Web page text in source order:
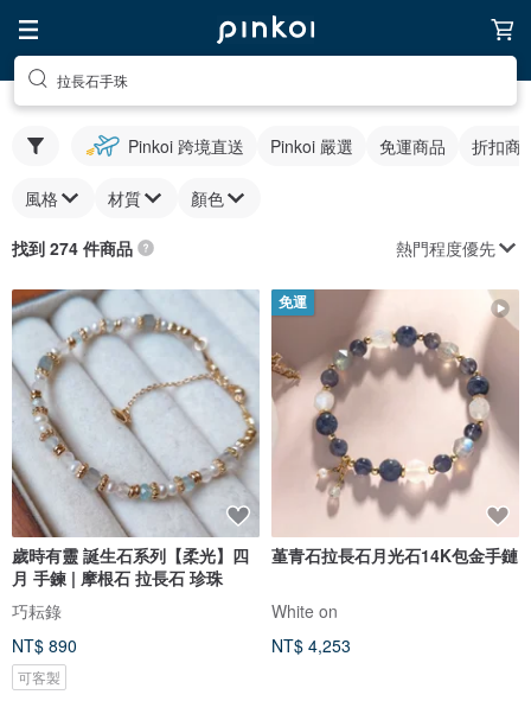
拉長石手珠
Pinkoi 跨境直送 Pinkoi 嚴選 免運商品 折扣商
風格 材質 顏色
找到 274 件商品 熱門程度優先
歲時有靈 誕生石系列【柔光】四
月 手鍊 | 摩根石 拉長石 珍珠
巧耘錄
NT$ 890
可客製
免運
堇青石拉長石月光石14K包金手鏈
White on
NT$ 4,253